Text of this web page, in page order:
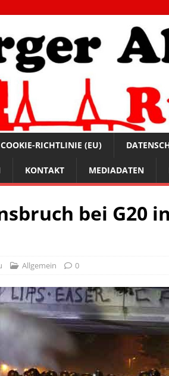
COOKIE-RICHTLINIE (EU)
KONTAKT MEDIADATEN
bei G20 in
Allgemein 0